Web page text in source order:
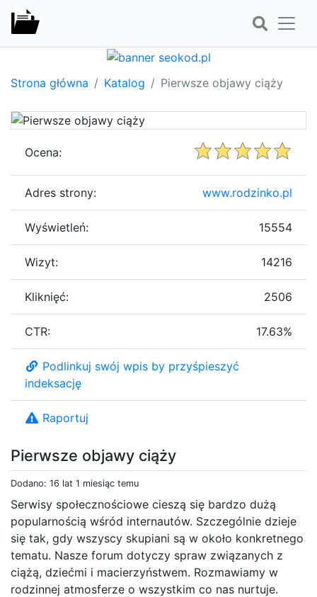
Strona główna Katalog Pierwsze objawy ciąży
Pierwsze objawy ciąży
Dodano: 16 lat 1 miesiąc temu
Serwisy społecznościowe cieszą się bardzo dużą
popularnością wśród internautów. Szczególnie dzieje
się tak, gdy wszyscy skupiani są w około konkretnego
tematu. Nasze forum dotyczy spraw związanych z
ciążą, dziećmi i macierzyństwem. Rozmawiamy w
rodzinnej atmosferze o wszystkim co nas nurtuje.
Ocena:
Adres strony: www.rodzinko.pl
Wyświetleń: 15554
Wizyt: 14216
Kliknięć: 2506
CTR: 17.63%
Podlinkuj swój wpis by przyśpieszyć
indeksację
Raportuj